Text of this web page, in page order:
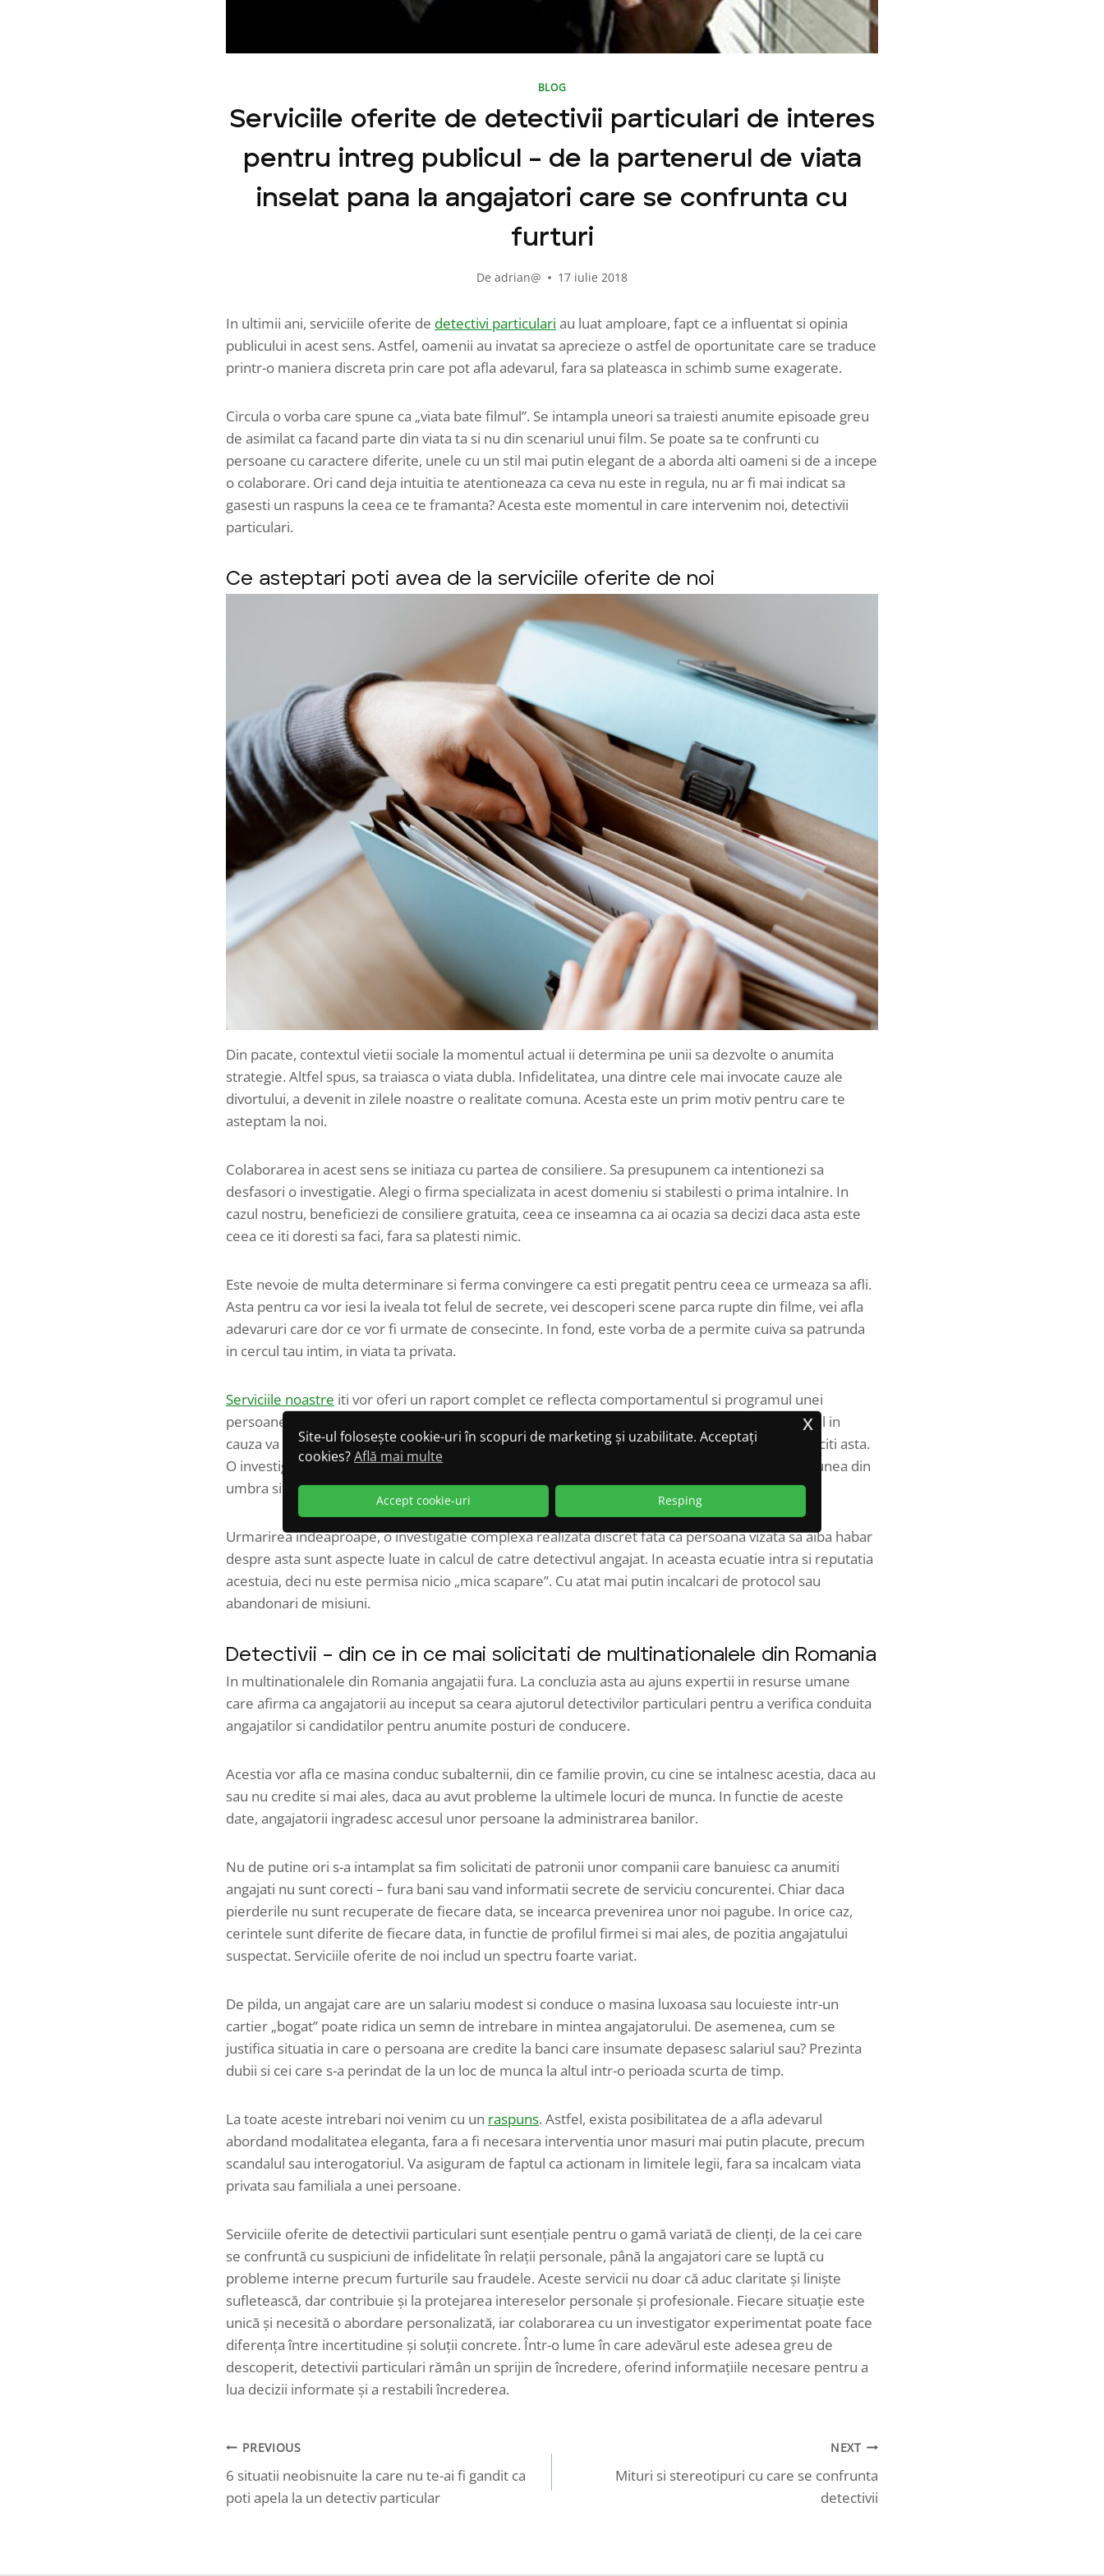
Site-ul folosește cookie-uri în scopuri de marketing și uzabilitate. Acceptați
cookies?Află mai multe
Accept cookie-uri Resping
x
BLOG
Serviciile oferite de detectivii particulari de interes
pentru intreg publicul – de la partenerul de viata
inselat pana la angajatori care se confrunta cu
furturi
De adrian@ 17 iulie 2018
In ultimii ani, serviciile oferite de detectivi particulari au luat amploare, fapt ce a influentat si opinia
publicului in acest sens. Astfel, oamenii au invatat sa aprecieze o astfel de oportunitate care se traduce
printr-o maniera discreta prin care pot afla adevarul, fara sa plateasca in schimb sume exagerate.
Circula o vorba care spune ca „viata bate filmul”. Se intampla uneori sa traiesti anumite episoade greu
de asimilat ca facand parte din viata ta si nu din scenariul unui film. Se poate sa te confrunti cu
persoane cu caractere diferite, unele cu un stil mai putin elegant de a aborda alti oameni si de a incepe
o colaborare. Ori cand deja intuitia te atentioneaza ca ceva nu este in regula, nu ar fi mai indicat sa
gasesti un raspuns la ceea ce te framanta? Acesta este momentul in care intervenim noi, detectivii
particulari.
Ce asteptari poti avea de la serviciile oferite de noi
Din pacate, contextul vietii sociale la momentul actual ii determina pe unii sa dezvolte o anumita
strategie. Altfel spus, sa traiasca o viata dubla. Infidelitatea, una dintre cele mai invocate cauze ale
divortului, a devenit in zilele noastre o realitate comuna. Acesta este un prim motiv pentru care te
asteptam la noi.
Colaborarea in acest sens se initiaza cu partea de consiliere. Sa presupunem ca intentionezi sa
desfasori o investigatie. Alegi o firma specializata in acest domeniu si stabilesti o prima intalnire. In
cazul nostru, beneficiezi de consiliere gratuita, ceea ce inseamna ca ai ocazia sa decizi daca asta este
ceea ce iti doresti sa faci, fara sa platesti nimic.
Este nevoie de multa determinare si ferma convingere ca esti pregatit pentru ceea ce urmeaza sa afli.
Asta pentru ca vor iesi la iveala tot felul de secrete, vei descoperi scene parca rupte din filme, vei afla
adevaruri care dor ce vor fi urmate de consecinte. In fond, este vorba de a permite cuiva sa patrunda
in cercul tau intim, in viata ta privata.
Serviciile noastre iti vor oferi un raport complet ce reflecta comportamentul si programul unei
persoane. Indiferent ca este vorba despre un partener de afaceri, sot/sotie, ruda, copil, etc. cel in
cauza va fi investigat din umbra, atunci cand exista un motiv bine intemeiat pentru care sa soliciti asta.
O investigatie implica de regula o echipa formata din 2 detectivi, unul ce coordoneaza operatiunea din
umbra si aduna informatii, cat si cel de pe teren.
Urmarirea indeaproape, o investigatie complexa realizata discret fata ca persoana vizata sa aiba habar
despre asta sunt aspecte luate in calcul de catre detectivul angajat. In aceasta ecuatie intra si reputatia
acestuia, deci nu este permisa nicio „mica scapare”. Cu atat mai putin incalcari de protocol sau
abandonari de misiuni.
Detectivii – din ce in ce mai solicitati de multinationalele din Romania
In multinationalele din Romania angajatii fura. La concluzia asta au ajuns expertii in resurse umane
care afirma ca angajatorii au inceput sa ceara ajutorul detectivilor particulari pentru a verifica conduita
angajatilor si candidatilor pentru anumite posturi de conducere.
Acestia vor afla ce masina conduc subalternii, din ce familie provin, cu cine se intalnesc acestia, daca au
sau nu credite si mai ales, daca au avut probleme la ultimele locuri de munca. In functie de aceste
date, angajatorii ingradesc accesul unor persoane la administrarea banilor.
Nu de putine ori s-a intamplat sa fim solicitati de patronii unor companii care banuiesc ca anumiti
angajati nu sunt corecti – fura bani sau vand informatii secrete de serviciu concurentei. Chiar daca
pierderile nu sunt recuperate de fiecare data, se incearca prevenirea unor noi pagube. In orice caz,
cerintele sunt diferite de fiecare data, in functie de profilul firmei si mai ales, de pozitia angajatului
suspectat. Serviciile oferite de noi includ un spectru foarte variat.
De pilda, un angajat care are un salariu modest si conduce o masina luxoasa sau locuieste intr-un
cartier „bogat” poate ridica un semn de intrebare in mintea angajatorului. De asemenea, cum se
justifica situatia in care o persoana are credite la banci care insumate depasesc salariul sau? Prezinta
dubii si cei care s-a perindat de la un loc de munca la altul intr-o perioada scurta de timp.
La toate aceste intrebari noi venim cu un raspuns. Astfel, exista posibilitatea de a afla adevarul
abordand modalitatea eleganta, fara a fi necesara interventia unor masuri mai putin placute, precum
scandalul sau interogatoriul. Va asiguram de faptul ca actionam in limitele legii, fara sa incalcam viata
privata sau familiala a unei persoane.
Serviciile oferite de detectivii particulari sunt esențiale pentru o gamă variată de clienți, de la cei care
se confruntă cu suspiciuni de infidelitate în relații personale, până la angajatori care se luptă cu
probleme interne precum furturile sau fraudele. Aceste servicii nu doar că aduc claritate și liniște
sufletească, dar contribuie și la protejarea intereselor personale și profesionale. Fiecare situație este
unică și necesită o abordare personalizată, iar colaborarea cu un investigator experimentat poate face
diferența între incertitudine și soluții concrete. Într-o lume în care adevărul este adesea greu de
descoperit, detectivii particulari rămân un sprijin de încredere, oferind informațiile necesare pentru a
lua decizii informate și a restabili încrederea.
Navigare
în
PREVIOUS
6 situatii neobisnuite la care nu te-ai fi gandit ca
poti apela la un detectiv particular
NEXT
Mituri si stereotipuri cu care se confrunta
detectivii